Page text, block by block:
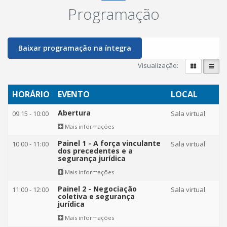
Programação
Baixar programação na íntegra
Visualização:
HORÁRIO EVENTO LOCAL
09:15 - 10:00 Abertura
Mais informações
Sala virtual
10:00- 11:00 Painel 1 - A força vinculante
dos precedentes e a
segurança jurídica
Mais informações
Sala virtual
11:00- 12:00 Painel 2 - Negociação
coletiva e segurança
jurídica
Mais informações
Sala virtual